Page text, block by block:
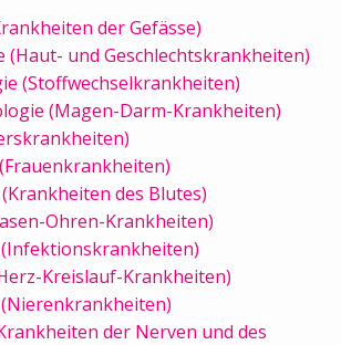
der Gefässe)
(Haut- und Geschlechtskrankheiten)
(Stoffwechselkrankheiten)
(Magen-Darm-Krankheiten)
des Blutes)
Ohren-Krankheiten)
Kreislauf-Krankheiten)
der Nerven und des